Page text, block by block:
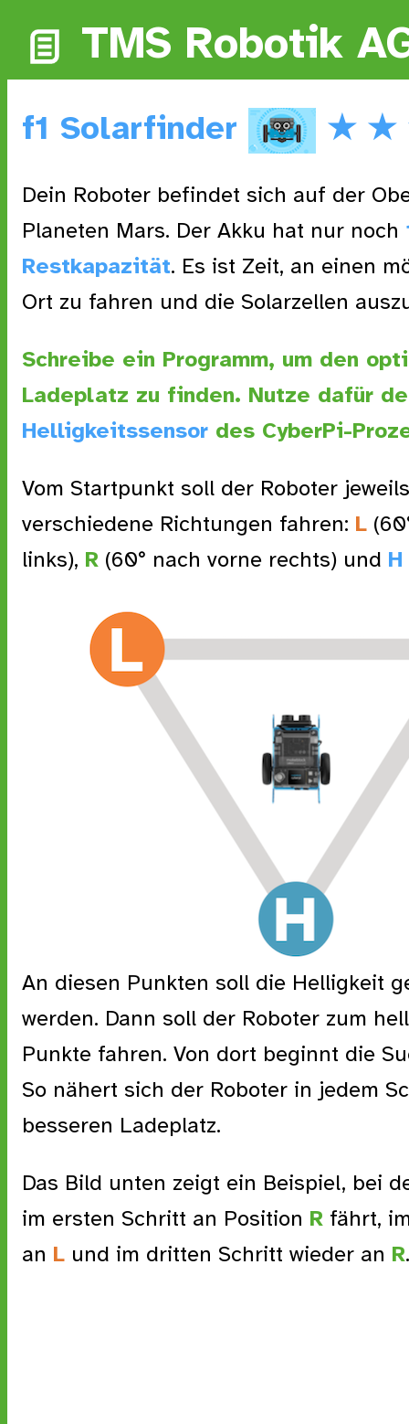
TMS Robotik
f1 Solarfinder ★ ★
Dein Roboter befindet sich auf der
Planeten Mars. Der Akku hat nur noch
Restkapazität. Es ist Zeit, an einen
Ort zu fahren und die Solarzellen
Schreibe ein Programm, um den
Ladeplatz zu finden. Nutze dafür
Helligkeitssensor des CyberPi-
Vom Startpunkt soll der Roboter
verschiedene Richtungen fahren: L
links), R (60° nach vorne rechts) und H
An diesen Punkten soll die Helligkeit
werden. Dann soll der Roboter zum
Punkte fahren. Von dort beginnt die
So nähert sich der Roboter in jedem
besseren Ladeplatz.
Das Bild unten zeigt ein Beispiel, bei
im ersten Schritt an Position R fährt,
an L und im dritten Schritt wieder an R.